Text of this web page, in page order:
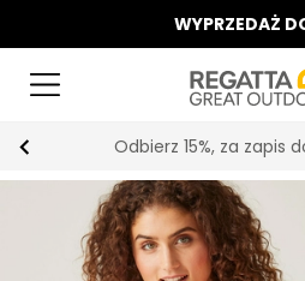
WYPRZEDAŻ
Odbierz 15%, za zapis